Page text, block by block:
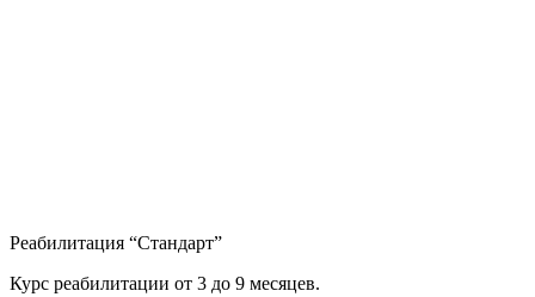
Реабилитация “Стандарт”
Курс реабилитации от 3 до 9 месяцев.